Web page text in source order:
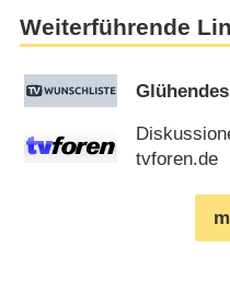
Weiterführende
tvforen.de